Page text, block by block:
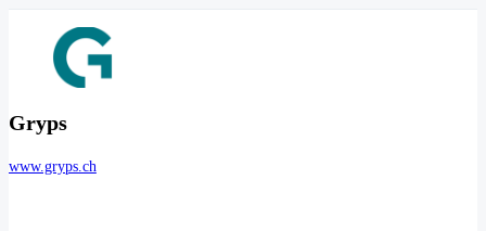
Gryps
www.gryps.ch